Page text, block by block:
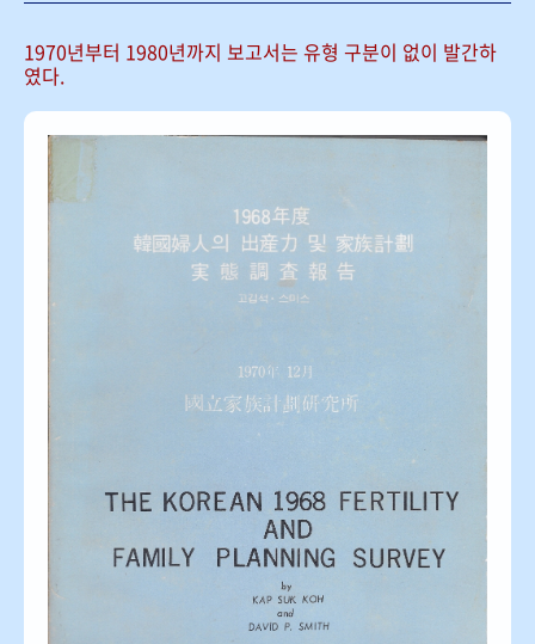
1970년부터 1980년까지 보고서는 유형 구분이 없이 발간하
였다.